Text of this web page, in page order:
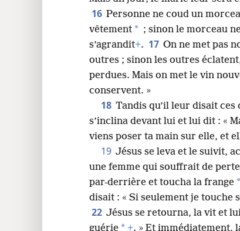
16 Personne ne coud un
vêtement * ; sinon le morceau
s’agrandit+. 17 On ne met pas
outres ; sinon les outres
perdues. Mais on met le vin
conservent. »
18 Tandis qu’il leur disait ces
s’inclina devant lui et lui dit : «
viens poser ta main sur elle, et
19 Jésus se leva et le suivit,
une femme qui souffrait de
par-derrière et toucha la frange *
disait : « Si seulement je touche
22 Jésus se retourna, la vit et
guérie * +. » Et immédiatement,